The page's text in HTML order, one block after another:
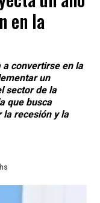
en la
a convertirse en la
un
sector de la
que busca
la recesión y la